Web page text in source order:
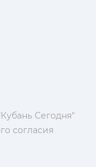
Сегодня"
согласия